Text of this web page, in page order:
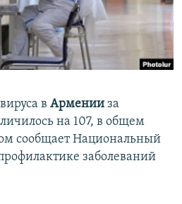
в Армении за
на 107, в общем
сообщает Национальный
заболеваний